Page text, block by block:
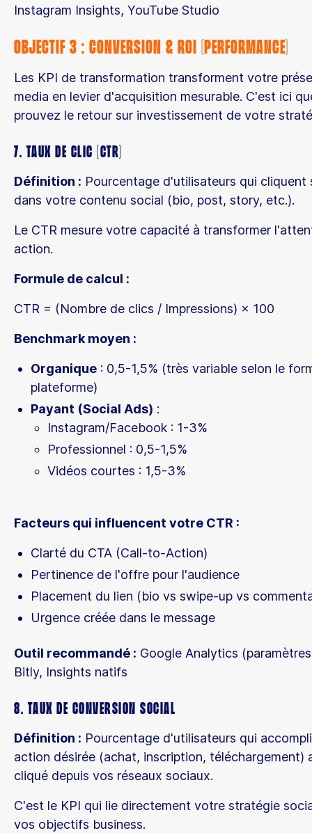
Instagram Insights, YouTube Studio
Objectif 3 : Conversion & ROI (Performance)
Les KPI de transformation transforment votre
media en levier d'acquisition mesurable. C'est ici
prouvez le retour sur investissement de votre
7. Taux de Clic (CTR)
Définition : Pourcentage d'utilisateurs qui cliquent
dans votre contenu social (bio, post, story, etc.).
Le CTR mesure votre capacité à transformer
action.
Formule de calcul :
CTR = (Nombre de clics / Impressions) × 100
Benchmark moyen :
Organique : 0,5-1,5% (très variable selon le
plateforme)
Payant (Social Ads) :
Instagram/Facebook : 1-3%
Professionnel : 0,5-1,5%
Vidéos courtes : 1,5-3%
Facteurs qui influencent votre CTR :
Clarté du CTA (Call-to-Action)
Pertinence de l'offre pour l'audience
Placement du lien (bio vs swipe-up vs
Urgence créée dans le message
Outil recommandé : Google Analytics
Bitly, Insights natifs
8. Taux de Conversion Social
Définition : Pourcentage d'utilisateurs qui
action désirée (achat, inscription, téléchargement)
cliqué depuis vos réseaux sociaux.
C'est le KPI qui lie directement votre stratégie
vos objectifs business.